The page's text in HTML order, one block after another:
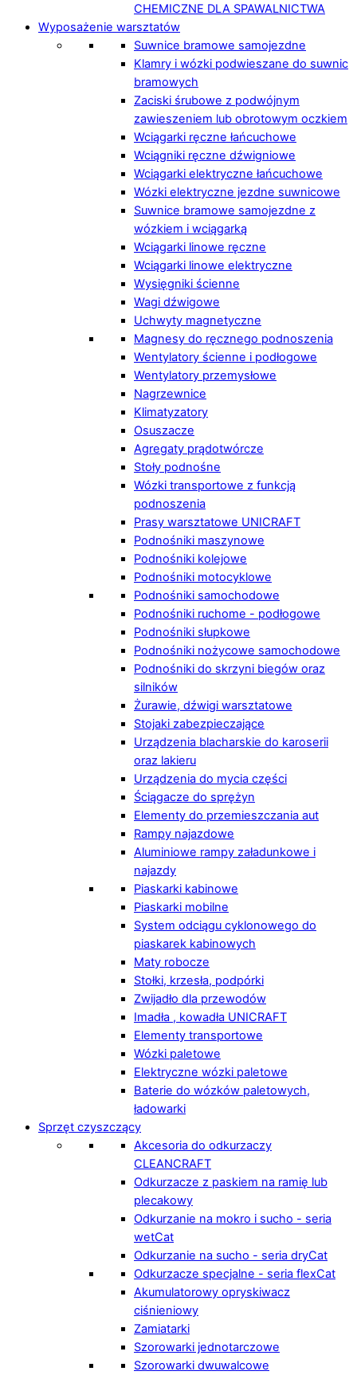
CHEMICZNE DLA SPAWALNICTWA
Wyposażenie warsztatów
Suwnice bramowe samojezdne
Klamry i wózki podwieszane do suwnic
bramowych
Zaciski śrubowe z podwójnym
zawieszeniem lub obrotowym oczkiem
Wciągarki ręczne łańcuchowe
Wciągniki ręczne dźwigniowe
Wciągarki elektryczne łańcuchowe
Wózki elektryczne jezdne suwnicowe
Suwnice bramowe samojezdne z
wózkiem i wciągarką
Wciągarki linowe ręczne
Wciągarki linowe elektryczne
Wysięgniki ścienne
Wagi dźwigowe
Uchwyty magnetyczne
Magnesy do ręcznego podnoszenia
Wentylatory ścienne i podłogowe
Wentylatory przemysłowe
Nagrzewnice
Klimatyzatory
Osuszacze
Agregaty prądotwórcze
Stoły podnośne
Wózki transportowe z funkcją
podnoszenia
Prasy warsztatowe UNICRAFT
Podnośniki maszynowe
Podnośniki kolejowe
Podnośniki motocyklowe
Podnośniki samochodowe
Podnośniki ruchome - podłogowe
Podnośniki słupkowe
Podnośniki nożycowe samochodowe
Podnośniki do skrzyni biegów oraz
silników
Żurawie, dźwigi warsztatowe
Stojaki zabezpieczające
Urządzenia blacharskie do karoserii
oraz lakieru
Urządzenia do mycia części
Ściągacze do sprężyn
Elementy do przemieszczania aut
Rampy najazdowe
Aluminiowe rampy załadunkowe i
najazdy
Piaskarki kabinowe
Piaskarki mobilne
System odciągu cyklonowego do
piaskarek kabinowych
Maty robocze
Stołki, krzesła, podpórki
Zwijadło dla przewodów
Imadła , kowadła UNICRAFT
Elementy transportowe
Wózki paletowe
Elektryczne wózki paletowe
Baterie do wózków paletowych,
ładowarki
Sprzęt czyszczący
Akcesoria do odkurzaczy
CLEANCRAFT
Odkurzacze z paskiem na ramię lub
plecakowy
Odkurzanie na mokro i sucho - seria
wetCat
Odkurzanie na sucho - seria dryCat
Odkurzacze specjalne - seria flexCat
Akumulatorowy opryskiwacz
ciśnieniowy
Zamiatarki
Szorowarki jednotarczowe
Szorowarki dwuwalcowe